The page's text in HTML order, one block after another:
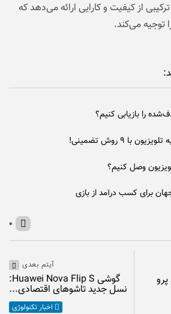
از کیفیت و کارایی ارائه می‌دهد که
توجیه می‌کند.
را بازیابی کنیم؟
با ۹ روش تضمینی!
وصل کنیم؟
۰
آیپد پرو
آیتم بعدی
گوشی Huawei Nova Flip S:
نسل جدید تاشو‌های اقتصادی...
اخبار تکنولوژی